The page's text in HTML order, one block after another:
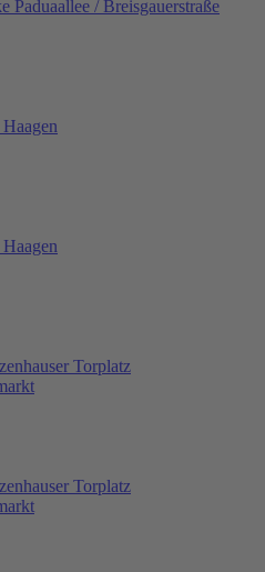
Paduaallee / Breisgauerstraße
Torplatz
Torplatz